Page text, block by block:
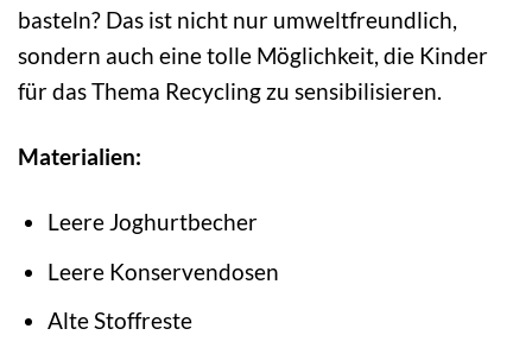
basteln? Das ist nicht nur umweltfreundlich,
sondern auch eine tolle Möglichkeit, die Kinder
für das Thema Recycling zu sensibilisieren.
Materialien:
Leere Joghurtbecher
Leere Konservendosen
Alte Stoffreste